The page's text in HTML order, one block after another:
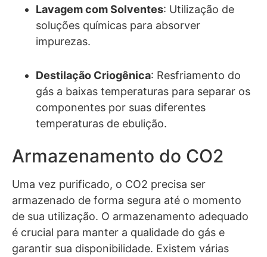
Lavagem com Solventes: Utilização de
soluções químicas para absorver
impurezas.
Destilação Criogênica: Resfriamento do
gás a baixas temperaturas para separar os
componentes por suas diferentes
temperaturas de ebulição.
Armazenamento do CO2
Uma vez purificado, o CO2 precisa ser
armazenado de forma segura até o momento
de sua utilização. O armazenamento adequado
é crucial para manter a qualidade do gás e
garantir sua disponibilidade. Existem várias